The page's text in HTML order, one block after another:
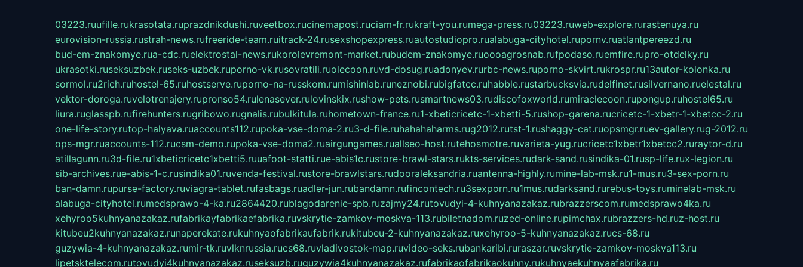
03223.ruufille.rukrasotata.ruprazdnikdushi.ruveetbox.rucinemapost.ruciam-fr.rukraft-you.rumega-press.ru03223.ruweb-explore.rurastenuya.ru
eurovision-russia.rustrah-news.rufreeride-team.ruitrack-24.rusexshopexpress.ruautostudiopro.rualabuga-cityhotel.rupornv.ruatlantpereezd.ru
bud-em-znakomye.rua-cdc.ruelektrostal-news.rukorolevremont-market.rubudem-znakomye.ruoooagrosnab.rufpodaso.ruemfire.rupro-otdelky.ru
ukrasotki.ruseksuzbek.ruseks-uzbek.ruporno-vk.rusovratili.ruolecoon.ruvd-dosug.ruadonyev.rurbc-news.ruporno-skvirt.rukrospr.ru13autor-kolonka.ru
sormol.ru2rich.ruhostel-65.ruhostserve.ruporno-na-russkom.rumishinlab.runeznobi.rubigfatcc.ruhabble.rustarbucksvia.rudelfinet.rusilvernano.ruelestal.ru
vektor-doroga.ruvelotrenajery.rupronso54.rulenasever.rulovinskix.rushow-pets.rusmartnews03.rudiscofoxworld.rumiraclecoon.rupongup.ruhostel65.ru
liura.ruglasspb.rufirehunters.rugribowo.rugnalis.rubulkitula.ruhometown-france.ru1-xbeticricetc-1-xbetti-5.rushop-garena.rucricetc-1-xbetr-1-xbetcc-2.ru
one-life-story.rutop-halyava.ruaccounts112.rupoka-vse-doma-2.ru3-d-file.ruhahahaharms.rug2012.rutst-1.rushaggy-cat.ruopsmgr.ruev-gallery.rug-2012.ru
ops-mgr.ruaccounts-112.rucsm-demo.rupoka-vse-doma2.ruairgungames.ruallseo-host.rutehosmotre.ruvarieta-yug.rucricetc1xbetr1xbetcc2.ruraytor-d.ru
atillagunn.ru3d-file.ru1xbeticricetc1xbetti5.ruuafoot-statti.rue-abis1c.rustore-brawl-stars.rukts-services.rudark-sand.rusindika-01.rusp-life.rux-legion.ru
sib-archives.rue-abis-1-c.rusindika01.ruvenda-festival.rustore-brawlstars.rudooraleksandria.ruantenna-highly.rumine-lab-msk.ru1-mus.ru3-sex-porn.ru
ban-damn.rupurse-factory.ruviagra-tablet.rufasbags.ruadler-jun.rubandamn.rufincontech.ru3sexporn.ru1mus.rudarksand.rurebus-toys.ruminelab-msk.ru
alabuga-cityhotel.rumedsprawo-4-ka.ru2864420.rublagodarenie-spb.ruzajmy24.rutovudyi-4-kuhnyanazakaz.rubrazzerscom.rumedsprawo4ka.ru
xehyroo5kuhnyanazakaz.rufabrikayfabrikaefabrika.ruvskrytie-zamkov-moskva-113.rubiletnadom.ruzed-online.rupimchax.rubrazzers-hd.ruz-host.ru
kitubeu2kuhnyanazakaz.runaperekate.rukuhnyaofabrikaufabrik.rukitubeu-2-kuhnyanazakaz.ruxehyroo-5-kuhnyanazakaz.rucs-68.ru
guzywia-4-kuhnyanazakaz.rumir-tk.ruvlknrussia.rucs68.ruvladivostok-map.ruvideo-seks.rubankaribi.ruraszar.ruvskrytie-zamkov-moskva113.ru
lipetsktelecom.rutovudyi4kuhnyanazakaz.ruseksuzb.ruguzywia4kuhnyanazakaz.rufabrikaofabrikaokuhny.rukuhnyaekuhnyaafabrika.ru